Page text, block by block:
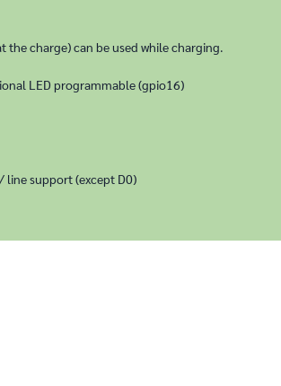
charge) can be used while charging.
LED programmable (gpio16)
support (except D0)